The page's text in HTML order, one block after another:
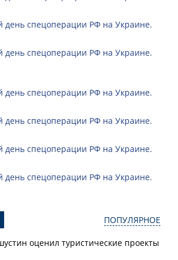
день спецоперации РФ на Украине.
день спецоперации РФ на Украине.
день спецоперации РФ на Украине.
день спецоперации РФ на Украине.
день спецоперации РФ на Украине.
день спецоперации РФ на Украине.
ПОПУЛЯРНОЕ
оценил туристические проекты